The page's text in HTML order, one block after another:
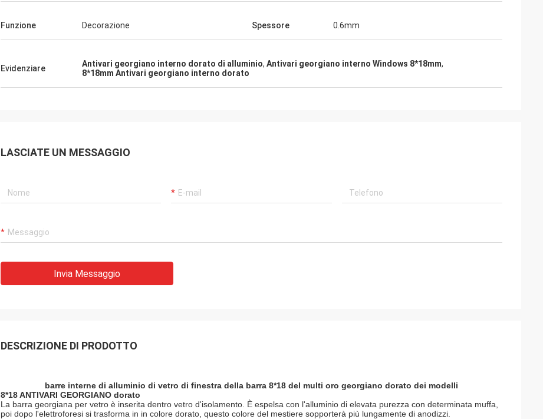
Funzione Decorazione Spessore 0.6mm
Evidenziare Antivari georgiano interno dorato di alluminio, Antivari georgiano interno Windows 8*18mm,
8*18mm Antivari georgiano interno dorato
LASCIATE UN MESSAGGIO
Invia Messaggio
DESCRIZIONE DI PRODOTTO
barre interne di alluminio di vetro di finestra della barra 8*18 del multi oro georgiano dorato dei modelli
8*18 ANTIVARI GEORGIANO dorato
La barra georgiana per vetro è inserita dentro vetro d'isolamento. È espelsa con l'alluminio di elevata purezza con determinata muffa,
poi dopo l'elettroforesi si trasforma in in colore dorato, questo colore del mestiere sopporterà più lungamente di anodizzi.